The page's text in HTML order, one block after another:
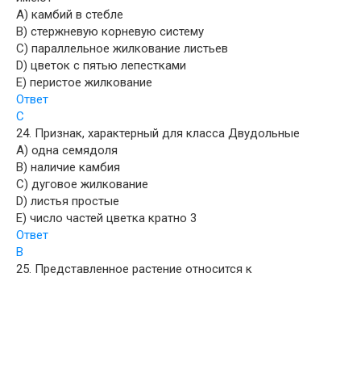
A) камбий в стебле
B) стержневую корневую систему
C) параллельное жилкование листьев
D) цветок с пятью лепестками
E) перистое жилкование
Ответ
С
24. Признак, характерный для класса Двудольные
A) одна семядоля
B) наличие камбия
C) дуговое жилкование
D) листья простые
E) число частей цветка кратно 3
Ответ
B
25. Представленное растение относится к